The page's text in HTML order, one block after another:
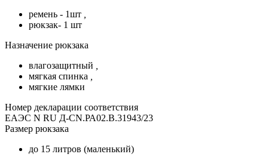
ремень - 1шт
рюкзак- 1 шт
Назначение рюкзака
влагозащитный
мягкая спинка
мягкие лямки
Номер декларации соответствия
ЕАЭС N RU Д-CN.РА02.В.31943/23
Размер рюкзака
до 15 литров (маленький)